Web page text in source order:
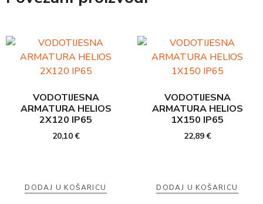
VODOTIJESNA
ARMATURA HELIOS
2X120 IP65
20,10€
DODAJ U KOŠARICU
VODOTIJESNA
ARMATURA HELIOS
1X150 IP65
22,89€
DODAJ U KOŠARICU